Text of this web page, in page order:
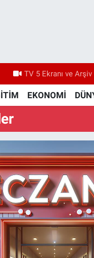
TV 5 Ekranı ve Arşiv
EKONOMİ